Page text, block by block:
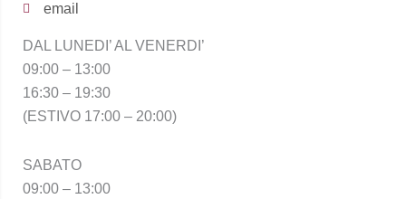
email
DAL LUNEDI’ AL VENERDI’
09:00 – 13:00
16:30 – 19:30
(ESTIVO 17:00 – 20:00)
SABATO
09:00 – 13:00